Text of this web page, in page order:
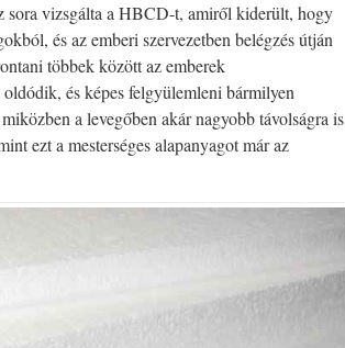
sora vizsgálta a HBCD-t, amiről kiderült, hogy
és az emberi szervezetben belégzés útján
többek között az emberek
és képes felgyülemleni bármilyen
a levegőben akár nagyobb távolságra is
ezt a mesterséges alapanyagot már az